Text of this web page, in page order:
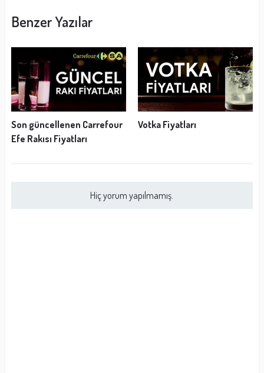
Benzer Yazılar
Son güncellenen Carrefour
Efe Rakısı Fiyatları
Votka Fiyatları
Hiç yorum yapılmamış.